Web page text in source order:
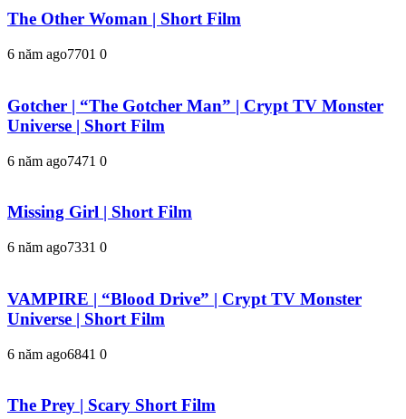
The Other Woman | Short Film
6 năm ago7701 0
Gotcher | “The Gotcher Man” | Crypt TV Monster
Universe | Short Film
6 năm ago7471 0
Missing Girl | Short Film
6 năm ago7331 0
VAMPIRE | “Blood Drive” | Crypt TV Monster
Universe | Short Film
6 năm ago6841 0
The Prey | Scary Short Film